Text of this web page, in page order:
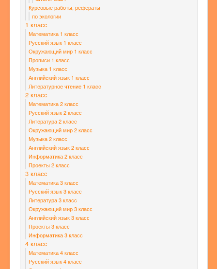
Курсовые работы, рефераты
по экологии
1 класс
Математика 1 класс
Русский язык 1 класс
Окружающий мир 1 класс
Прописи 1 класс
Музыка 1 класс
Английский язык 1 класс
Литературное чтение 1 класс
2 класс
Математика 2 класс
Русский язык 2 класс
Литература 2 класс
Окружающий мир 2 класс
Музыка 2 класс
Английский язык 2 класс
Информатика 2 класс
Проекты 2 класс
3 класс
Математика 3 класс
Русский язык 3 класс
Литература 3 класс
Окружающий мир 3 класс
Английский язык 3 класс
Проекты 3 класс
Информатика 3 класс
4 класс
Математика 4 класс
Русский язык 4 класс